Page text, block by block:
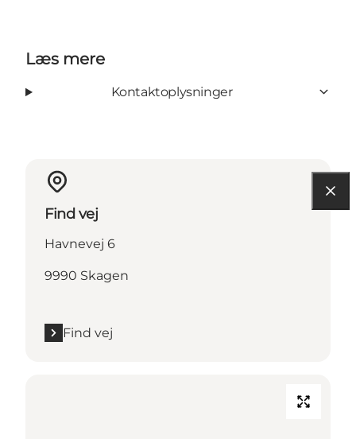
Læs mere
Kontaktoplysninger
Find vej
Havnevej 6
9990 Skagen
Find vej